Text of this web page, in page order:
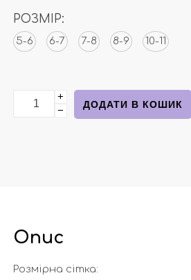
РОЗМІР:
5-6 6-7 7-8 8-9 10-11
Купальні плавки зелені
+
−
ДОДАТИ В КОШИК
Опис
Розмірна сітка: